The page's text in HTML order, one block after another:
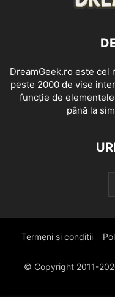
DreamGeek.ro este cel
peste 2000 de vise
funcție de
până la
Termeni si conditii
© Copyright 2011-